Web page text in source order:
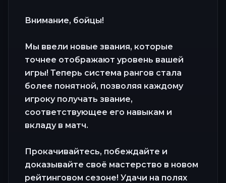
Внимание, бойцы!
Мы ввели новые звания, которые
точнее отображают уровень вашей
игры! Теперь система рангов стала
более понятной, позволяя каждому
игроку получать звание,
соответствующее его навыкам и
вкладу в матч.
Прокачивайтесь, побеждайте и
доказывайте своё мастерство в новом
рейтинговом сезоне! Удачи на полях